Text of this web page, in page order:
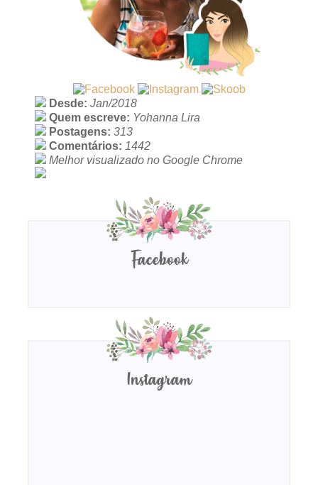
Desde: Jan/2018
Quem escreve: Yohanna Lira
Postagens: 313
Comentários: 1442
Melhor visualizado no Google Chrome
Facebook
Instagram